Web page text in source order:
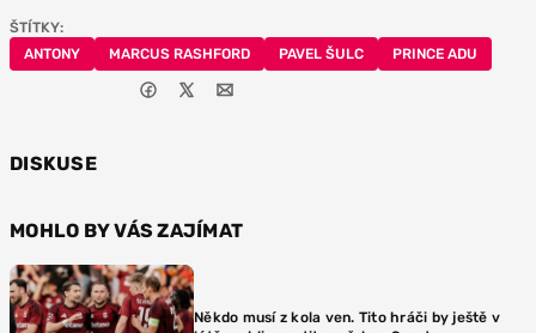
ŠTÍTKY:
ANTONY
MARCUS RASHFORD PAVEL ŠULC PRINCE ADU
DISKUSE
MOHLO BY VÁS ZAJÍMAT
Někdo musí z kola ven. Tito hráči by ještě v